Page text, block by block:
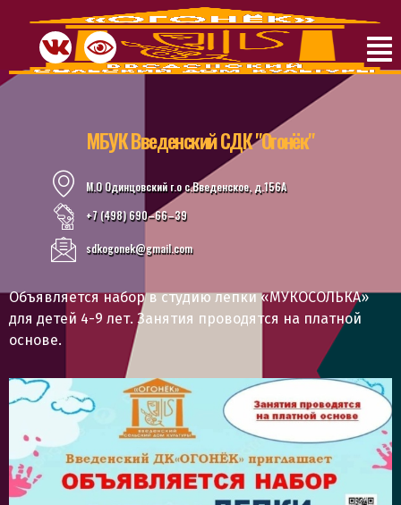
МБУК Введенский СДК "Огонёк"
М.О Одинцовский г.о с.Введенское, д.156А
+7 (498) 690–66–39
sdkogonek@gmail.com
Объявляется набор в студию лепки «МУКОСОЛЬКА»
для детей 4-9 лет. Занятия проводятся на платной
основе.